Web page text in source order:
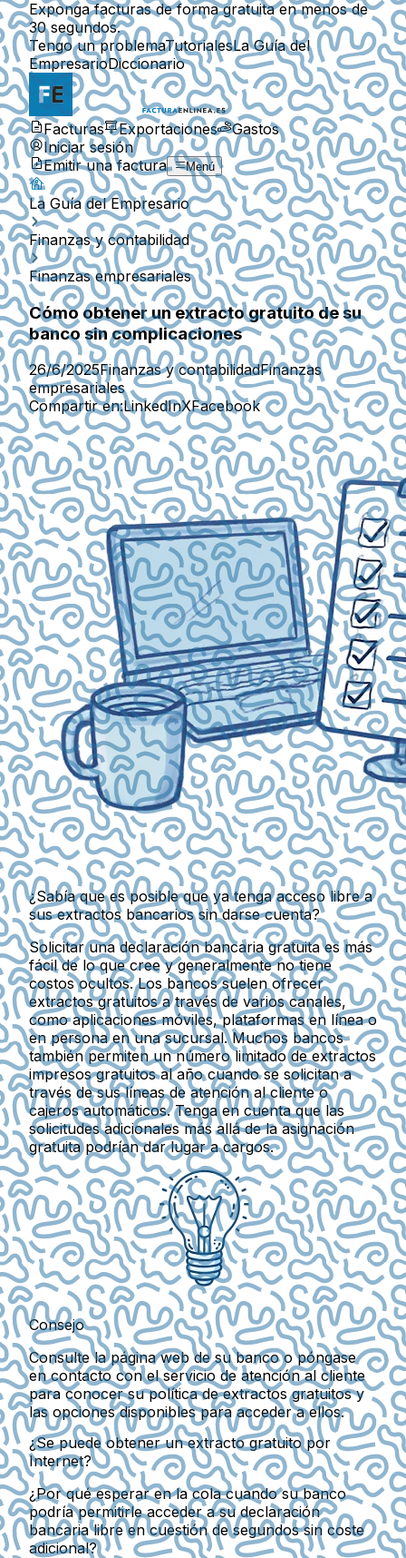
Exponga facturas de forma gratuita en menos de
30 segundos.
Tengo un problemaTutorialesLa Guía del
EmpresarioDiccionario
Facturas Exportaciones
Gastos
Iniciar sesión
Emitir una factura
Menú
La Guía del Empresario
Finanzas y contabilidad
Finanzas empresariales
Cómo obtener un extracto gratuito de su
banco sin complicaciones
26/6/2025Finanzas y contabilidadFinanzas
empresariales
Compartir en:LinkedInXFacebook
¿Sabía que es posible que ya tenga acceso libre a
sus extractos bancarios sin darse cuenta?
Solicitar una declaración bancaria gratuita es más
fácil de lo que cree y generalmente no tiene
costos ocultos. Los bancos suelen ofrecer
extractos gratuitos a través de varios canales,
como aplicaciones móviles, plataformas en línea o
en persona en una sucursal. Muchos bancos
también permiten un número limitado de extractos
impresos gratuitos al año cuando se solicitan a
través de sus líneas de atención al cliente o
cajeros automáticos. Tenga en cuenta que las
solicitudes adicionales más allá de la asignación
gratuita podrían dar lugar a cargos.
Consejo
Consulte la página web de su banco o póngase
en contacto con el servicio de atención al cliente
para conocer su política de extractos gratuitos y
las opciones disponibles para acceder a ellos.
¿Se puede obtener un extracto gratuito por
Internet?
¿Por qué esperar en la cola cuando su banco
podría permitirle acceder a su declaración
bancaria libre en cuestión de segundos sin coste
adicional?